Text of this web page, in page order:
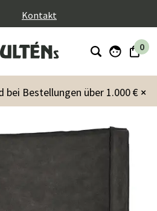
Kontakt
0
×
bei Bestellungen über 1.000 €
180 cm Büffel Anthrazit